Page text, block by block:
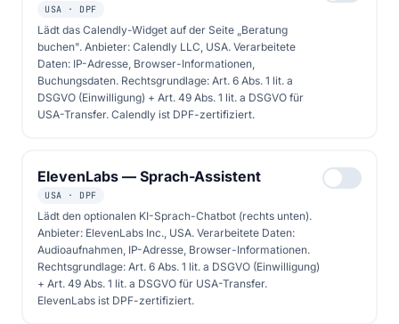
Solarenergie und
Wasserstoff Power to Gas
und Sektorkopplung.
Jubiläumsfolge zur
Energiezukunft
USA · DPF
Lädt das Calendly-Widget auf der Seite „Beratung
buchen". Anbieter: Calendly LLC, USA. Verarbeitete
Daten: IP-Adresse, Browser-Informationen,
Buchungsdaten. Rechtsgrundlage: Art. 6 Abs. 1 lit. a
DSGVO (Einwilligung) + Art. 49 Abs. 1 lit. a DSGVO für
USA-Transfer. Calendly ist DPF-zertifiziert.
ElevenLabs — Sprach-Assistent
USA · DPF
Lädt den optionalen KI-Sprach-Chatbot (rechts unten).
Anbieter: ElevenLabs Inc., USA. Verarbeitete Daten:
Audioaufnahmen, IP-Adresse, Browser-Informationen.
Rechtsgrundlage: Art. 6 Abs. 1 lit. a DSGVO (Einwilligung)
+ Art. 49 Abs. 1 lit. a DSGVO für USA-Transfer.
ElevenLabs ist DPF-zertifiziert.